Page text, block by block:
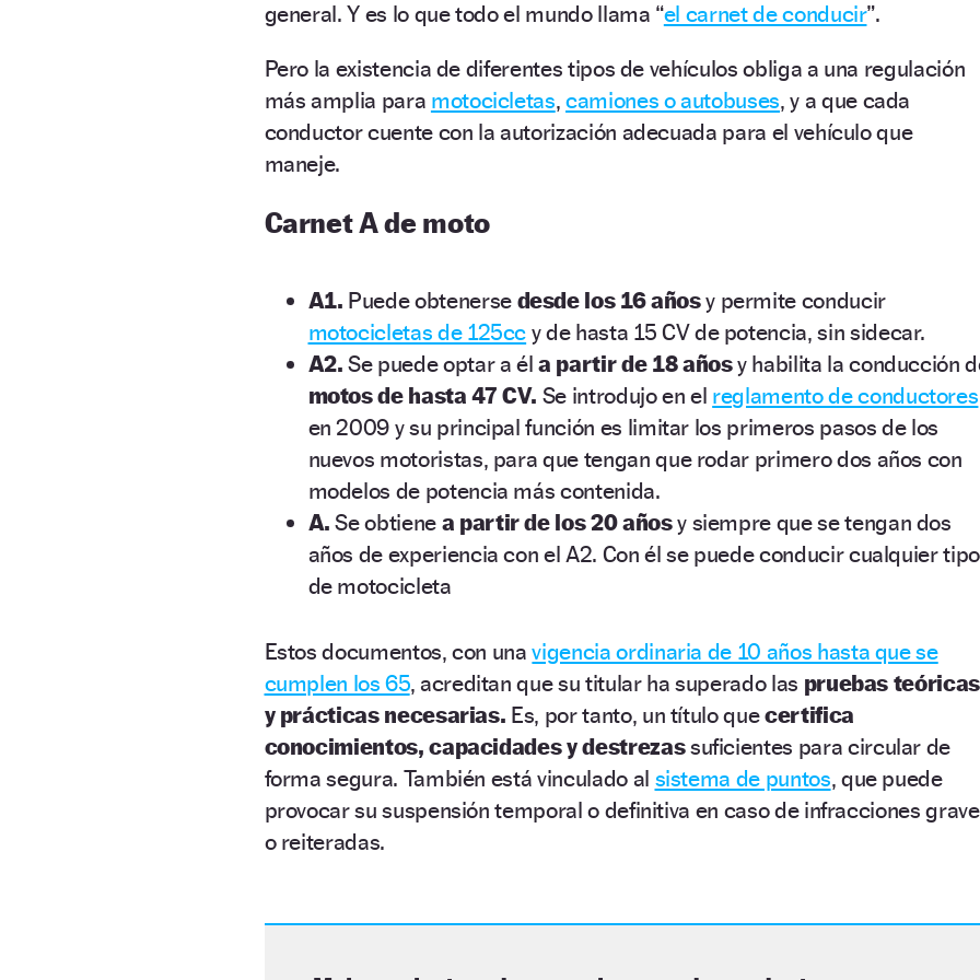
general. Y es lo que todo el mundo llama “el carnet de conducir”.
Pero la existencia de diferentes tipos de vehículos obliga a una regulación
más amplia para motocicletas,camiones o autobuses, y a que cada
conductor cuente con la autorización adecuada para el vehículo que
maneje.
Carnet A de moto
A1. Puede obtenerse desde los 16 añosy permite conducir
motocicletas de 125cc y de hasta 15 CV de potencia, sin sidecar.
A2. Se puede optar a éla partir de 18 añosy habilita la conducción
motos de hasta 47 CV. Se introdujo en el reglamento de conductores
en 2009 y su principal función es limitar los primeros pasos de los
nuevos motoristas, para que tengan que rodar primero dos años con
modelos de potencia más contenida.
A. Se obtiene a partir de los 20 añosy siempre que se tengan dos
años de experiencia con el A2. Con él se puede conducir cualquier tipo
de motocicleta
Estos documentos, con unavigencia ordinaria de 10 años hasta que se
cumplen los 65, acreditan que su titular ha superado las pruebas teóricas
y prácticas necesarias. Es, por tanto, un título quecertifica
conocimientos, capacidades y destrezassuficientes para circular de
forma segura. También está vinculado al sistema de puntos, que puede
provocar su suspensión temporal o definitiva en caso de infracciones
o reiteradas.